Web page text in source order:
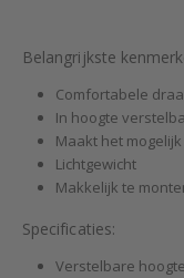
Belangrijkste
Comfortabele
In hoogte
Maakt het
Lichtgewicht
Makkelijk te
Specificaties:
Verstelbare